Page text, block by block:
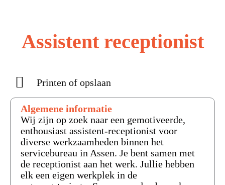
Assistent receptionist
Printen of opslaan
Algemene informatie
Wij zijn op zoek naar een gemotiveerde,
enthousiast assistent-receptionist voor
diverse werkzaamheden binnen het
servicebureau in Assen. Je bent samen met
de receptionist aan het werk. Jullie hebben
elk een eigen werkplek in de